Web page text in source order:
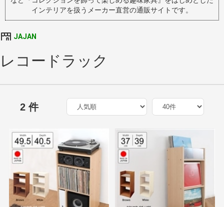
インテリアを扱うメーカー直営の通販サイトです。
JAJAN
レコードラック
2 件